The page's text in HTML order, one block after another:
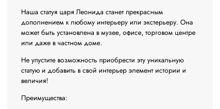
Наша статуя царя Леонида станет прекрасным
дополнением к любому интерьеру или экстерьеру. Она
может быть установлена в музее, офисе, торговом центре
или даже в частном доме.
Не упустите возможность приобрести эту уникальную
статую и добавить в свой интерьер элемент истории и
величия!
Преимущества: